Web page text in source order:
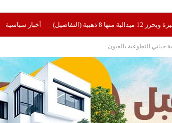
(التفاصيل) أخبار سياسية
التطوعية بالعيون